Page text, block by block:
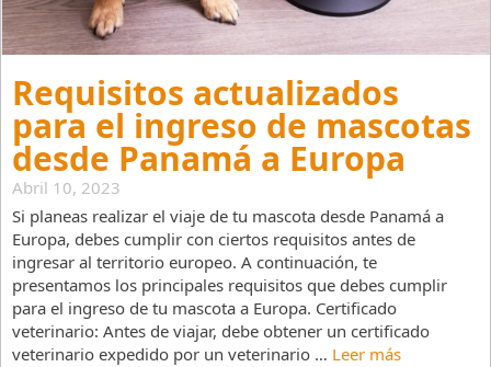
Requisitos actualizados
para el ingreso de mascotas
desde Panamá a Europa
Abril 10, 2023
Si planeas realizar el viaje de tu mascota desde Panamá a
Europa, debes cumplir con ciertos requisitos antes de
ingresar al territorio europeo. A continuación, te
presentamos los principales requisitos que debes cumplir
para el ingreso de tu mascota a Europa. Certificado
veterinario: Antes de viajar, debe obtener un certificado
veterinario expedido por un veterinario … Leer más